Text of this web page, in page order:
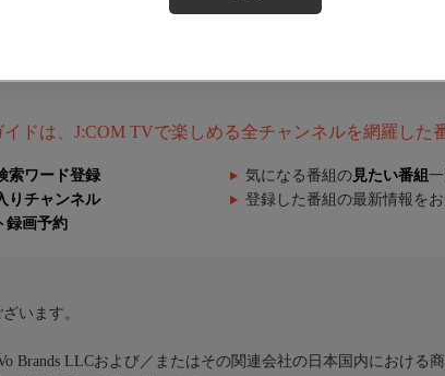
ドは、J:COM TVで楽しめる全チャンネルを網羅した
索ワード登録 気になる番組の 見たい番組
りチャンネル 登録した番組の最新情報を
録画予約
います。
Brands LLCおよび／またはその関連会社の日本国内における